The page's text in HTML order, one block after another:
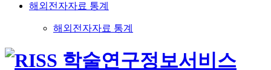
해외전자자료 통계
해외전자자료 통계